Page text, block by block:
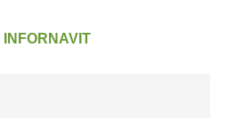
INFORNAVIT